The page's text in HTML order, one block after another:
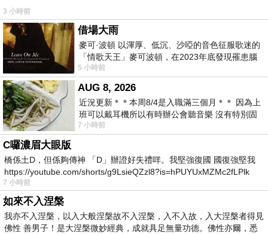
3 小時前
借場大雨
麥可·波頓 以渾厚、低沉、沙啞的音色征服歌迷的
「情歌天王」麥可波頓，在2023年底發現罹患腦
瘤「祈禱早日康復，一切都好」。
5 小時前
AUG 8, 2026
近況更新＊＊本周8/4是入職滿三個月＊＊ 因為上
班可以戴耳機所以有時辦公會聽音樂 沒有特別固
定哪天但就是一周某一天會固定聽'90
7 小時前
C囉濃眉大眼版
橋係土D，但係夠傳神 「D」辦證好失禮咩。我堅強復國 國復強堅我
https://youtube.com/shorts/g9LsieQZzl8?is=hPUYUxMZMc2fLPlk
7 小時前
如來不入涅槃
我亦不入涅槃，以入大般涅槃故不入涅槃，入不入故，入大涅槃者得見
佛性 善男子！是大涅槃微妙經典，成就具足無量功德。佛性亦爾，悉